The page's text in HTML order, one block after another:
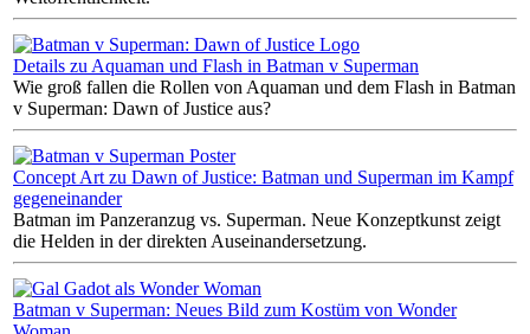
Details zu Aquaman und Flash in Batman v Superman
Wie groß fallen die Rollen von Aquaman und dem Flash in Batman
v Superman: Dawn of Justice aus?
Concept Art zu Dawn of Justice: Batman und Superman im Kampf
gegeneinander
Batman im Panzeranzug vs. Superman. Neue Konzeptkunst zeigt
die Helden in der direkten Auseinandersetzung.
Batman v Superman: Neues Bild zum Kostüm von Wonder